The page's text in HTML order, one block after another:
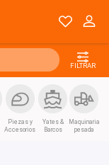
FILTRAR
Piezas y
Accesorios
Yates &
Barcos
Maquinaria
pesada